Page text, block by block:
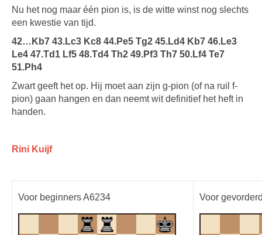
Nu het nog maar één pion is, is de witte winst nog slechts
een kwestie van tijd.
42…Kb7 43.Lc3 Kc8 44.Pe5 Tg2 45.Ld4 Kb7 46.Le3
Le4 47.Td1 Lf5 48.Td4 Th2 49.Pf3 Th7 50.Lf4 Te7
51.Ph4
Zwart geeft het op. Hij moet aan zijn g-pion (of na ruil f-
pion) gaan hangen en dan neemt wit definitief het heft in
handen.
Rini Kuijf
Voor beginners A6234 Voor